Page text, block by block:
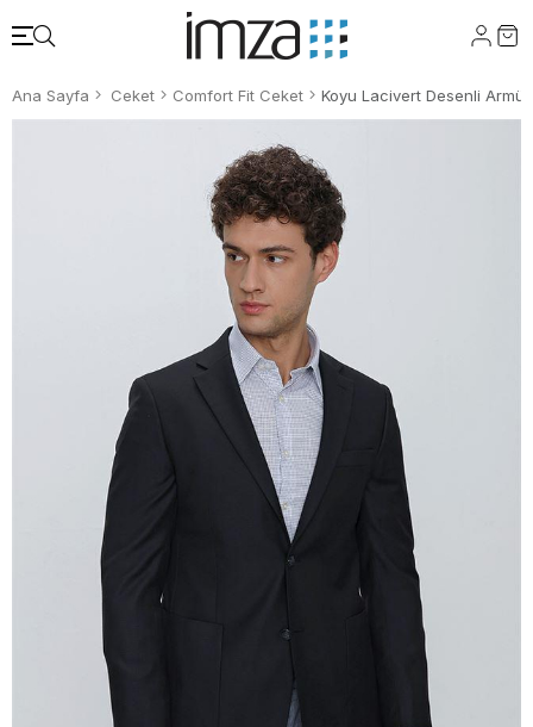
Ana Sayfa Ceket Comfort Fit Ceket